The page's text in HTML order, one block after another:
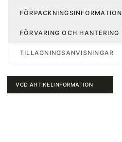
FÖRPACKNINGSINFORMATION
FÖRVARING OCH HANTERING
TILLAGNINGSANVISNINGAR
VCD ARTIKELINFORMATION